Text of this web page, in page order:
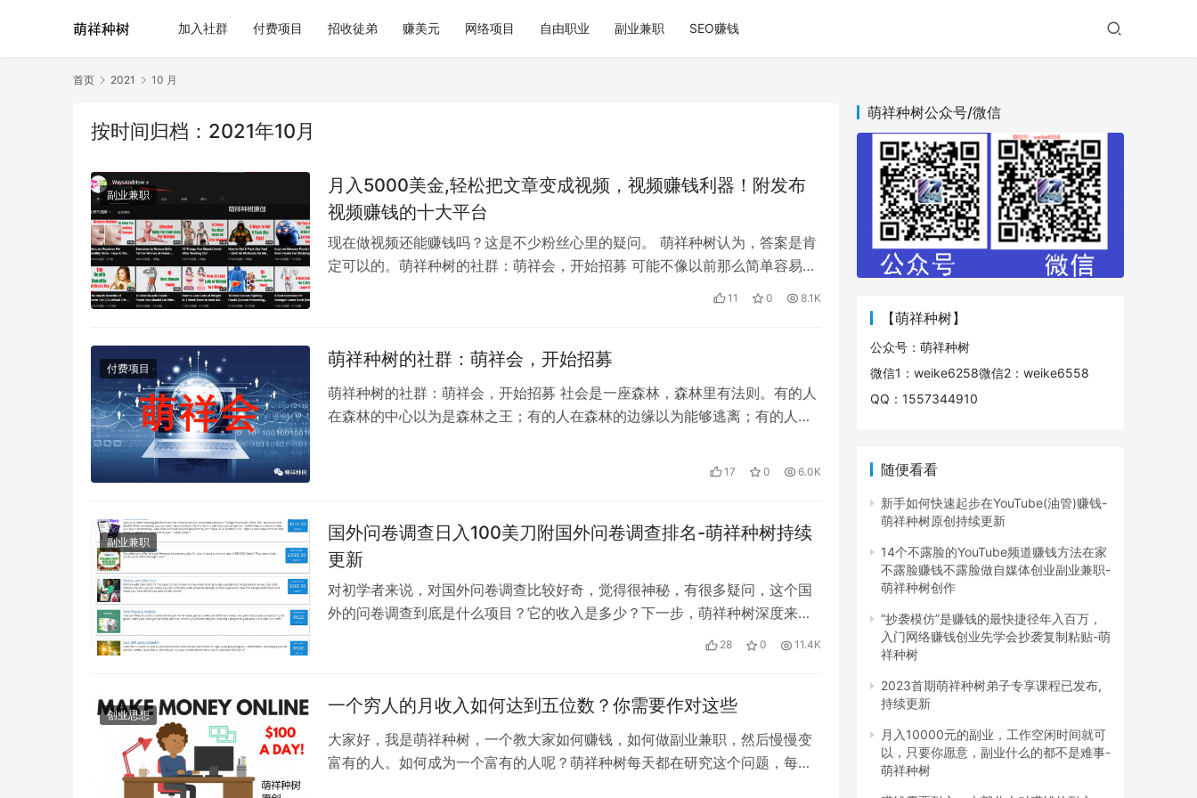
加入社群 付费项目 招收徒弟 赚美元 网络项目 自由职业 副业兼职 SEO赚钱
首页 2021 10 月
按时间归档：2021年10月
副业兼职
月入5000美金,轻松把文章变成视频，视频赚钱利器！附发布
视频赚钱的十大平台
现在做视频还能赚钱吗？这是不少粉丝心里的疑问。 萌祥种树认为，答案是肯
定可以的。萌祥种树的社群：萌祥会，开始招募 可能不像以前那么简单容易。
11 0 8.1K
付费项目 萌祥种树的社群：萌祥会，开始招募
萌祥种树的社群：萌祥会，开始招募 社会是一座森林，森林里有法则。有的人
在森林的中心以为是森林之王；有的人在森林的边缘以为能够逃离；有的人迷
17 0 6.0K
副业兼职
国外问卷调查日入100美刀附国外问卷调查排名-萌祥种树持续
更新
对初学者来说，对国外问卷调查比较好奇，觉得很神秘，有很多疑问，这个国
外的问卷调查到底是什么项目？它的收入是多少？下一步，萌祥种树深度来揭
28 0 11.4K
创业思想 一个穷人的月收入如何达到五位数？你需要作对这些
大家好，我是萌祥种树，一个教大家如何赚钱，如何做副业兼职，然后慢慢变
富有的人。如何成为一个富有的人呢？萌祥种树每天都在研究这个问题，每天
萌祥种树公众号/微信
【萌祥种树】
公众号：萌祥种树
微信1：weike6258微信2：weike6558
QQ：1557344910
随便看看
新手如何快速起步在YouTube(油管)赚钱-
萌祥种树原创持续更新
14个不露脸的YouTube频道赚钱方法在家
不露脸赚钱不露脸做自媒体创业副业兼职-
萌祥种树创作
“抄袭模仿”是赚钱的最快捷径年入百万，
入门网络赚钱创业先学会抄袭复制粘贴-萌
祥种树
2023首期萌祥种树弟子专享课程已发布,
持续更新
月入10000元的副业，工作空闲时间就可
以，只要你愿意，副业什么的都不是难事-
萌祥种树